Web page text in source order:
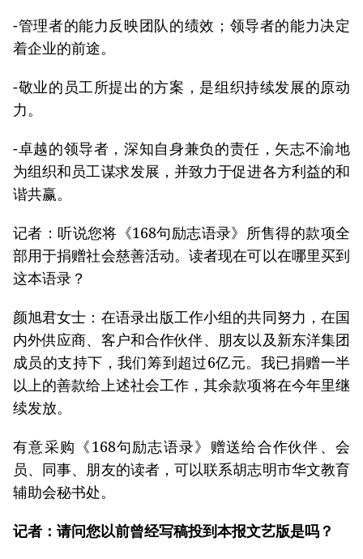
-管理者的能力反映团队的绩效；领导者的能力决定
着企业的前途。
-敬业的员工所提出的方案，是组织持续发展的原动
力。
-卓越的领导者，深知自身兼负的责任，矢志不渝地
为组织和员工谋求发展，并致力于促进各方利益的和
谐共赢。
记者：听说您将《168句励志语录》所售得的款项全
部用于捐赠社会慈善活动。读者现在可以在哪里买到
这本语录？
颜旭君女士：在语录出版工作小组的共同努力，在国
内外供应商、客户和合作伙伴、朋友以及新东洋集团
成员的支持下，我们筹到超过6亿元。我已捐赠一半
以上的善款给上述社会工作，其余款项将在今年里继
续发放。
有意采购《168句励志语录》赠送给合作伙伴、会
员、同事、朋友的读者，可以联系胡志明市华文教育
辅助会秘书处。
记者：请问您以前曾经写稿投到本报文艺版是吗？